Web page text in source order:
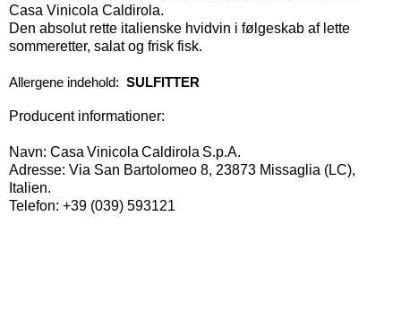
Casa Vinicola Caldirola.
Den absolut rette italienske hvidvin i følgeskab af lette
sommeretter, salat og frisk fisk.
Allergene indehold: SULFITTER
Producent informationer:
Navn: Casa Vinicola Caldirola S.p.A.
Adresse: Via San Bartolomeo 8, 23873 Missaglia (LC),
Italien.
Telefon: +39 (039) 593121